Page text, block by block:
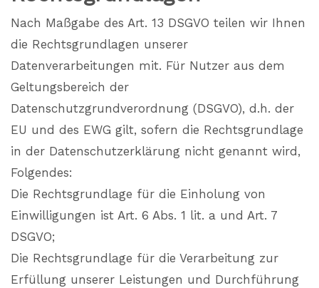
Nach Maßgabe des Art. 13 DSGVO teilen wir Ihnen
die Rechtsgrundlagen unserer
Datenverarbeitungen mit. Für Nutzer aus dem
Geltungsbereich der
Datenschutzgrundverordnung (DSGVO), d.h. der
EU und des EWG gilt, sofern die Rechtsgrundlage
in der Datenschutzerklärung nicht genannt wird,
Folgendes:
Die Rechtsgrundlage für die Einholung von
Einwilligungen ist Art. 6 Abs. 1 lit. a und Art. 7
DSGVO;
Die Rechtsgrundlage für die Verarbeitung zur
Erfüllung unserer Leistungen und Durchführung